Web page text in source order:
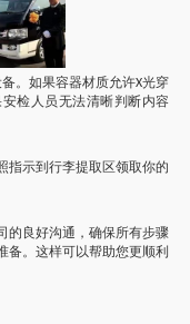
。如果容器材质允许X光穿
检人员无法清晰判断内容
指示到行李提取区领取你的
的良好沟通，确保所有步骤
备。这样可以帮助您更顺利